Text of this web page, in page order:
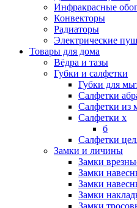
Инфракрасные
Конвекторы
Радиаторы
Электрические
Товары для дома
Вёдра и тазы
Губки и салфетки
Губки для
Салфетки
Салфетки из
Салфетки х
б
Салфетки
Замки и личины
Замки
Замки
Замки
Замки
Замки